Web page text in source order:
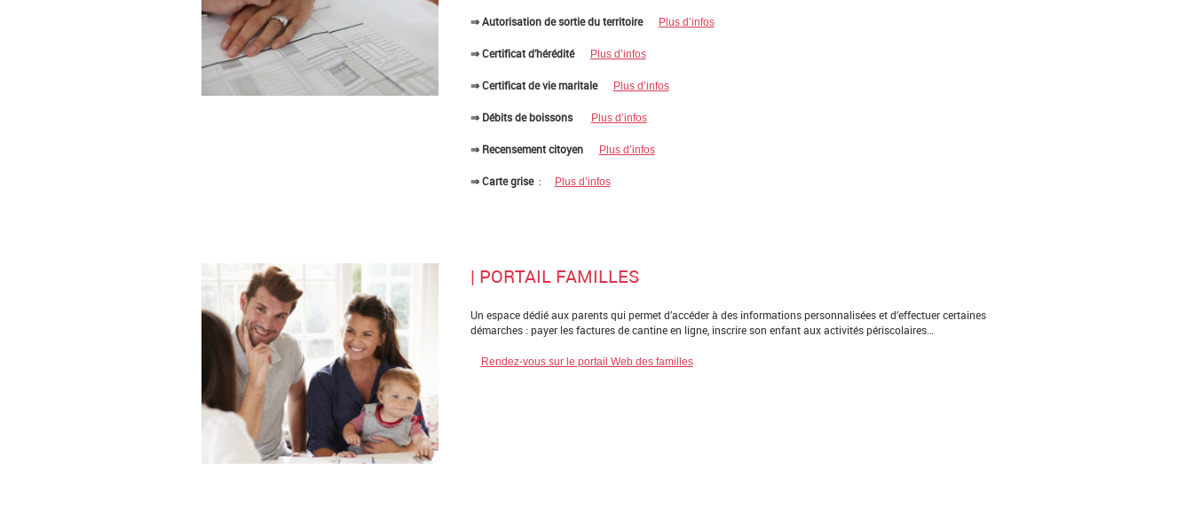
⇒ Autorisation de sortie du territoire Plus d’infos
⇒ Certificat d’hérédité Plus d’infos
⇒ Certificat de vie maritale Plus d’infos
⇒ Débits de boissons Plus d’infos
⇒ Recensement citoyen Plus d’infos
⇒ Carte grise: Plus d’infos
| PORTAIL FAMILLES
Un espace dédié aux parents qui permet d’accéder à des informations personnalisées et d’effectuer certaines
démarches : payer les factures de cantine en ligne, inscrire son enfant aux activités périscolaires…
Rendez-vous sur le portail Web des familles